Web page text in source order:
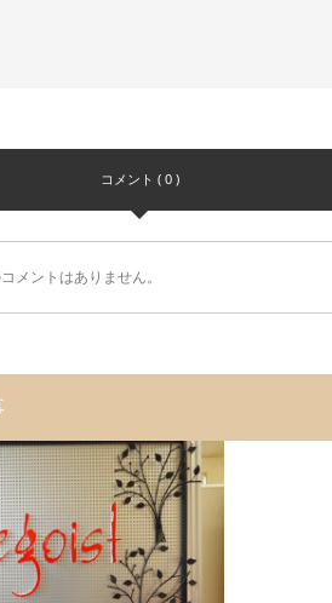
コメント ( 0 )
メントはありません。